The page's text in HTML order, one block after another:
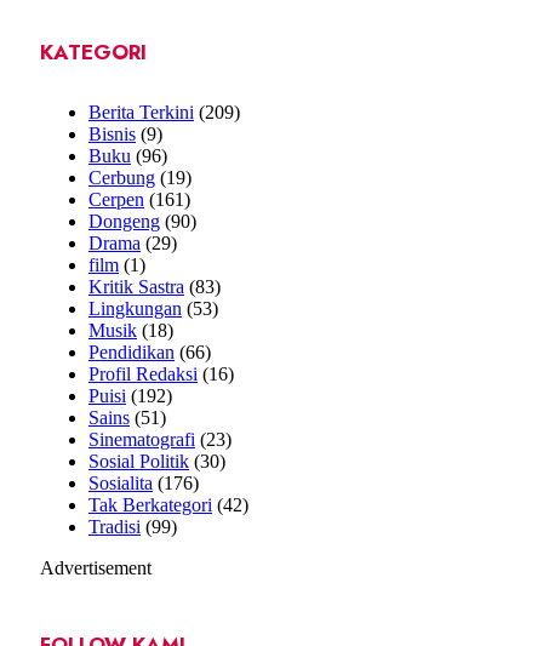
KATEGORI
Berita Terkini (209)
Bisnis (9)
Buku (96)
Cerbung (19)
Cerpen (161)
Dongeng (90)
Drama (29)
film (1)
Kritik Sastra (83)
Lingkungan (53)
Musik (18)
Pendidikan (66)
Profil Redaksi (16)
Puisi (192)
Sains (51)
Sinematografi (23)
Sosial Politik (30)
Sosialita (176)
Tak Berkategori (42)
Tradisi (99)
Advertisement